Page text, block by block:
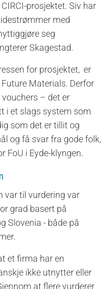
prosjektet. Siv har
med
seg
Skagestad.
for prosjektet, er
Materials. Derfor
– det er
i et slags system som
som det er tillit og
og få svar fra gode folk,
FoU i Eyde-klyngen.
var til vurdering var
grad basert på
Slovenia - både på
et firma har en
ikke utnytter eller
at flere vurderer